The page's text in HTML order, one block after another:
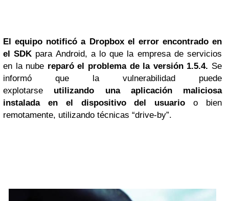
El equipo notificó a Dropbox el error encontrado en
el SDK para Android, a lo que la empresa de servicios
en la nube reparó el problema de la versión 1.5.4. Se
informó que la vulnerabilidad puede
explotarse utilizando una aplicación maliciosa
instalada en el dispositivo del usuario o bien
remotamente, utilizando técnicas “drive-by”.